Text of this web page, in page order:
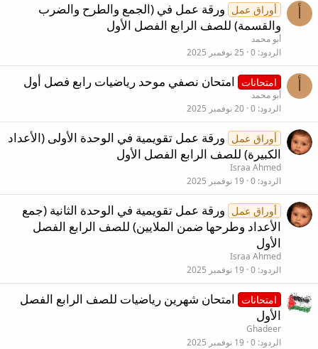
أ أوراق عمل ورقة عمل في (الجمع والطرح والضرب
والقسمة) للصف الرابع الفصل الأول
أبو محمد
الردود 0 25 نوفمبر 2025
أ امتحانات امتحان نصفي موحد رياضيات رابع فصل أول
أبو محمد
الردود 0 20 نوفمبر 2025
أوراق عمل ورقة عمل تقويمية في الوحدة الأولى (الأعداد
الكبيرة) للصف الرابع الفصل الأول
Israa Ahmed
الردود 0 19 نوفمبر 2025
أوراق عمل ورقة عمل تقويمية في الوحدة الثانية (جمع
الأعداد وطرحها ضمن الملايين) للصف الرابع الفصل
الأول
Israa Ahmed
الردود 0 19 نوفمبر 2025
امتحانات امتحان شهرين رياضيات للصف الرابع الفصل
الأول
Ghadeer
الردود 0 19 نوفمبر 2025